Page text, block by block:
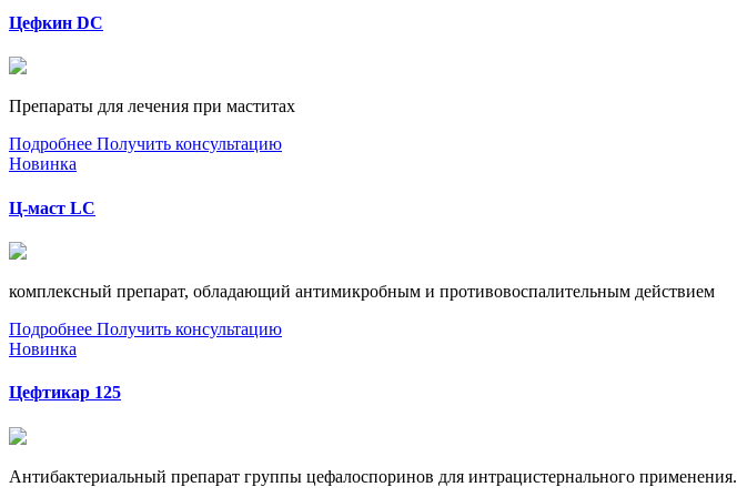
Цефкин DC
Препараты для лечения при маститах
Подробнее Получить консультацию
Новинка
Ц-маст LC
комплексный препарат, обладающий антимикробным и противовоспалительным действием
Подробнее Получить консультацию
Новинка
Цефтикар 125
Антибактериальный препарат группы цефалоспоринов для интрацистернального применения.